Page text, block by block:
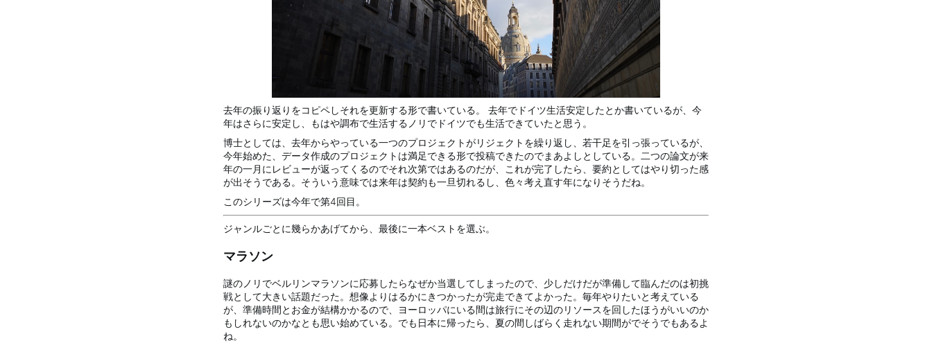
去年の振り返りをコピペしそれを更新する形で書いている。 去年でドイツ生活安定したとか書いているが、今
年はさらに安定し、もはや調布で生活するノリでドイツでも生活できていたと思う。
博士としては、去年からやっている一つのプロジェクトがリジェクトを繰り返し、若干足を引っ張っているが、
今年始めた、データ作成のプロジェクトは満足できる形で投稿できたのでまあよしとしている。二つの論文が来
年の一月にレビューが返ってくるのでそれ次第ではあるのだが、これが完了したら、要約としてはやり切った感
が出そうである。そういう意味では来年は契約も一旦切れるし、色々考え直す年になりそうだね。
このシリーズは今年で第4回目。
ジャンルごとに幾らかあげてから、最後に一本ベストを選ぶ。
マラソン
謎のノリでベルリンマラソンに応募したらなぜか当選してしまったので、少しだけだが準備して臨んだのは初挑
戦として大きい話題だった。想像よりはるかにきつかったが完走できてよかった。毎年やりたいと考えている
が、準備時間とお金が結構かかるので、ヨーロッパにいる間は旅行にその辺のリソースを回したほうがいいのか
もしれないのかなとも思い始めている。でも日本に帰ったら、夏の間しばらく走れない期間がでそうでもあるよ
ね。